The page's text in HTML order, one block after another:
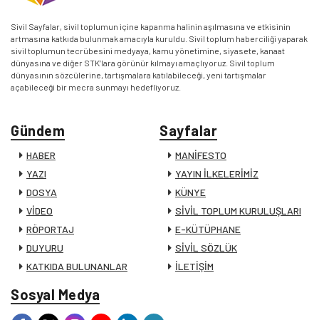
Sivil Sayfalar, sivil toplumun içine kapanma halinin aşılmasına ve etkisinin
artmasına katkıda bulunmak amacıyla kuruldu. Sivil toplum haberciliği yaparak
sivil toplumun tecrübesini medyaya, kamu yönetimine, siyasete, kanaat
dünyasına ve diğer STK’lara görünür kılmayı amaçlıyoruz. Sivil toplum
dünyasının sözcülerine, tartışmalara katılabileceği, yeni tartışmalar
açabileceği bir mecra sunmayı hedefliyoruz.
Gündem
HABER
YAZI
DOSYA
VİDEO
RÖPORTAJ
DUYURU
KATKIDA BULUNANLAR
Sayfalar
MANİFESTO
YAYIN İLKELERİMİZ
KÜNYE
SİVİL TOPLUM KURULUŞLARI
E-KÜTÜPHANE
SİVİL SÖZLÜK
İLETİŞİM
Sosyal Medya